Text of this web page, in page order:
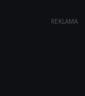
REKLAMA